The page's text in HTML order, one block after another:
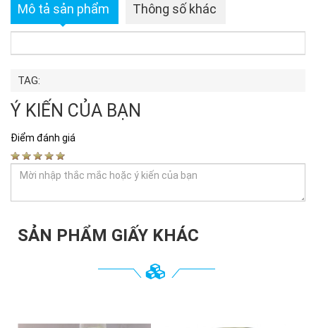
Mô tả sản phẩm Thông số khác
TAG:
Ý KIẾN CỦA BẠN
Điểm đánh giá
SẢN PHẨM GIẤY KHÁC